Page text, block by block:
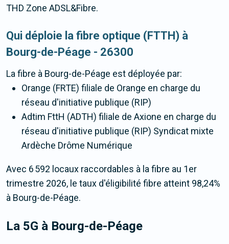
THD Zone ADSL&Fibre.
Qui déploie la fibre optique (FTTH) à
Bourg-de-Péage - 26300
La fibre à Bourg-de-Péage est déployée par:
Orange (FRTE) filiale de Orange en charge du
réseau d'initiative publique (RIP)
Adtim FttH (ADTH) filiale de Axione en charge du
réseau d'initiative publique (RIP) Syndicat mixte
Ardèche Drôme Numérique
Avec 6 592 locaux raccordables à la fibre au 1er
trimestre 2026, le taux d'éligibilité fibre atteint 98,24%
à Bourg-de-Péage.
La 5G à Bourg-de-Péage